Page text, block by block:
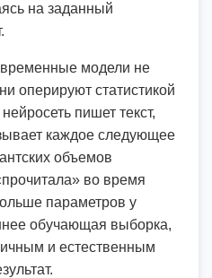
на заданный
модели не
оперируют статистикой
пишет текст,
каждое следующее
объемов
во время
параметров у
обучающая выборка,
и естественным